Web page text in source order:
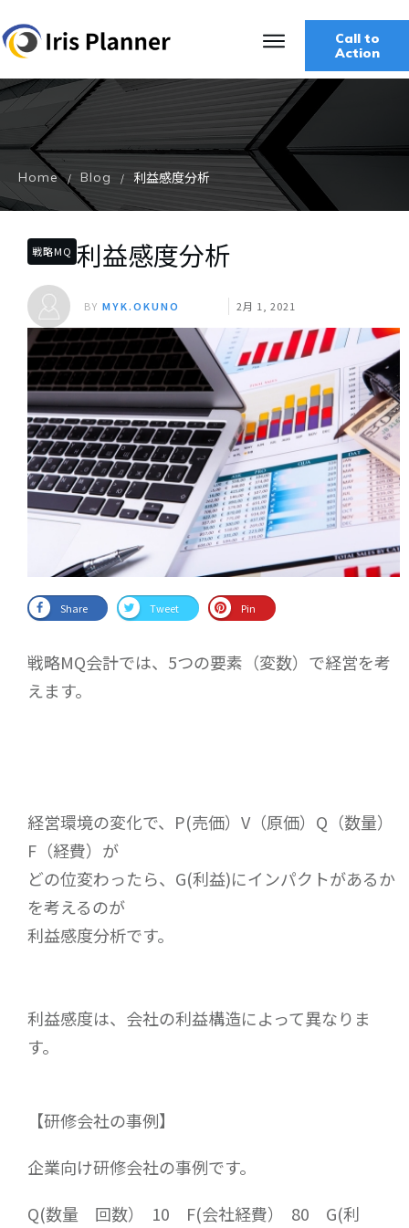
Call to
Action
Home / Blog / 利益感度分析
戦略MQ 利益感度分析
BY MYK.OKUNO 2月 1, 2021
Share Tweet Pin
戦略MQ会計では、5つの要素（変数）で経営を考
えます。
経営環境の変化で、P(売価）V（原価）Q（数量）
F（経費）が
どの位変わったら、G(利益)にインパクトがあるか
を考えるのが
利益感度分析です。
利益感度は、会社の利益構造によって異なりま
す。
【研修会社の事例】
企業向け研修会社の事例です。
Q(数量 回数） 10 F(会社経費） 80 G(利